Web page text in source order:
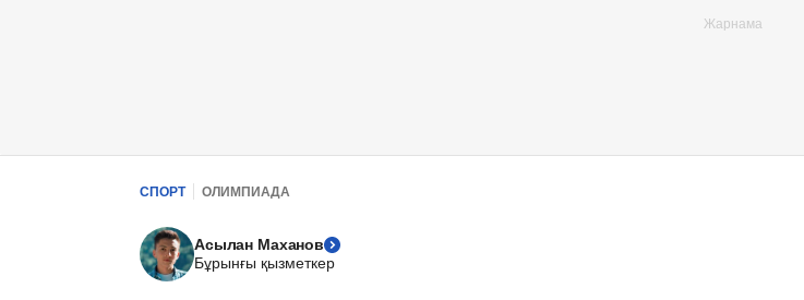
СПОРТ ОЛИМПИАДА
Асылан Маханов
Бұрынғы қызметкер